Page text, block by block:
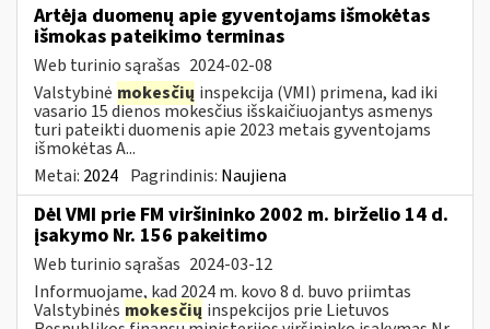
Artėja duomenų apie gyventojams išmokėtas
išmokas pateikimo terminas
Web turinio sąrašas 2024-02-08
Valstybinė mokesčių inspekcija (VMI) primena, kad iki
vasario 15 dienos mokesčius išskaičiuojantys asmenys
turi pateikti duomenis apie 2023 metais gyventojams
išmokėtas A...
Metai: 2024 Pagrindinis: Naujiena
Dėl VMI prie FM viršininko 2002 m. birželio 14 d.
įsakymo Nr. 156 pakeitimo
Web turinio sąrašas 2024-03-12
Informuojame, kad 2024 m. kovo 8 d. buvo priimtas
Valstybinės mokesčių inspekcijos prie Lietuvos